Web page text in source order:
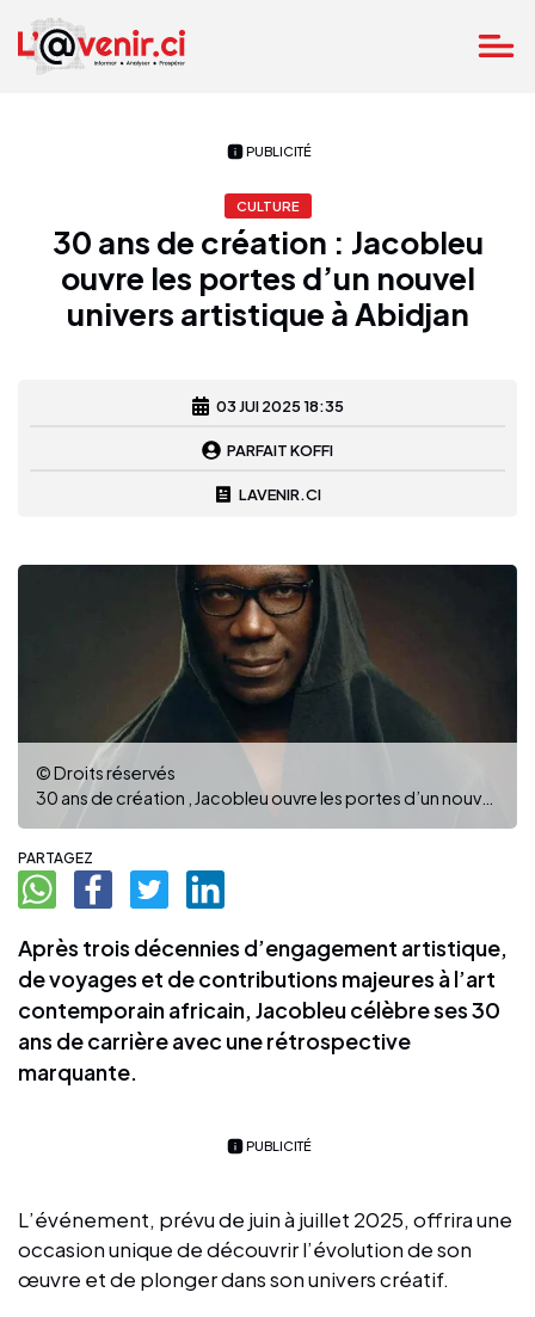
PUBLICITÉ
CULTURE
30 ans de création : Jacobleu
ouvre les portes d’un nouvel
univers artistique à Abidjan
03 JUI 2025 18:35
PARFAIT KOFFI
LAVENIR.CI
© Droits réservés
30 ans de création , Jacobleu ouvre les portes d’un nouvel univers artistique
PARTAGEZ
Après trois décennies d’engagement artistique,
de voyages et de contributions majeures à l’art
contemporain africain, Jacobleu célèbre ses 30
ans de carrière avec une rétrospective
marquante.
PUBLICITÉ
L’événement, prévu de juin à juillet 2025, offrira une
occasion unique de découvrir l’évolution de son
œuvre et de plonger dans son univers créatif.